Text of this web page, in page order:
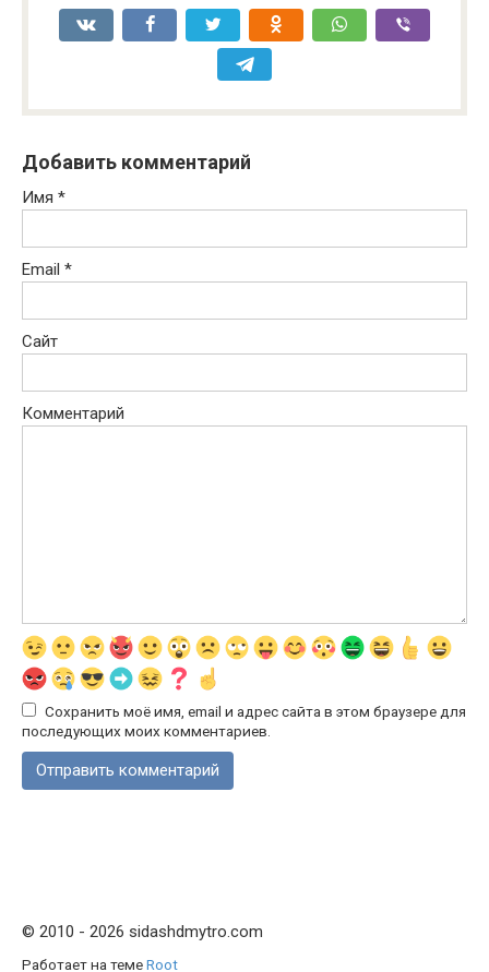
Добавить комментарий
Имя *
Email *
Сайт
Комментарий
Сохранить моё имя, email и адрес сайта в этом браузере для
последующих моих комментариев.
© 2010 - 2026 sidashdmytro.com
Работает на темеRoot